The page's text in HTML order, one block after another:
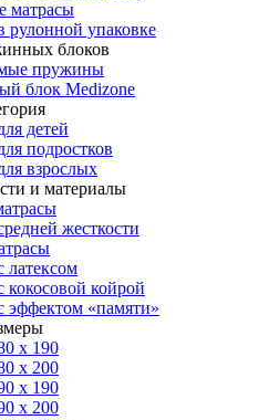
матрасы
рулонной упаковке
блоков
пружины
блок Medizone
детей
подростков
взрослых
и материалы
жесткости
латексом
кокосовой койрой
эффектом «памяти»
x 190
x 200
x 190
x 200